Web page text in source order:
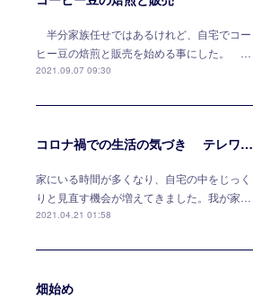
半分家族任せではあるけれど、自宅でコー
ヒー豆の焙煎と販売を始める事にした。 …
2021.09.07 09:30
コロナ禍での生活の気づき テレワークには家具で対応する
家にいる時間が多くなり、自宅の中をじっく
りと見直す機会が増えてきました。我が家…
2021.04.21 01:58
畑始め